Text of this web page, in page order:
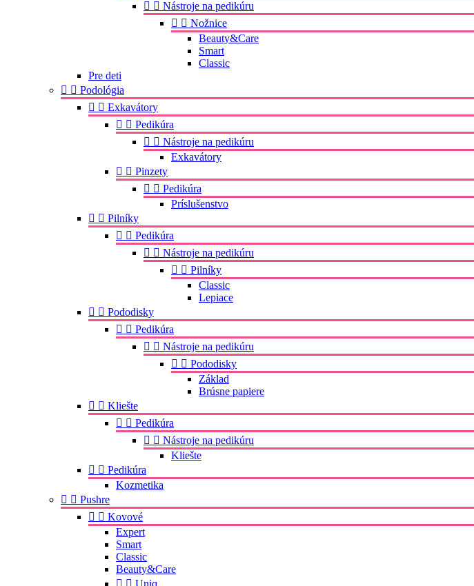
  Nástroje na pedikúru
  Nožnice
Beauty&Care
Smart
Classic
Pre deti
  Podológia
  Exkavátory
  Pedikúra
  Nástroje na pedikúru
Exkavátory
  Pinzety
  Pedikúra
Príslušenstvo
  Pilníky
  Pedikúra
  Nástroje na pedikúru
  Pilníky
Classic
Lepiace
  Pododisky
  Pedikúra
  Nástroje na pedikúru
  Pododisky
Základ
Brúsne papiere
  Kliešte
  Pedikúra
  Nástroje na pedikúru
Kliešte
  Pedikúra
Kozmetika
  Pushre
  Kovové
Expert
Smart
Classic
Beauty&Care
  Uniq